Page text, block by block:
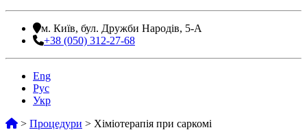
м. Київ, бул. Дружби Народів, 5-А
+38 (050) 312-27-68
Eng
Рус
Укр
> Процедури > Хіміотерапія при саркомі